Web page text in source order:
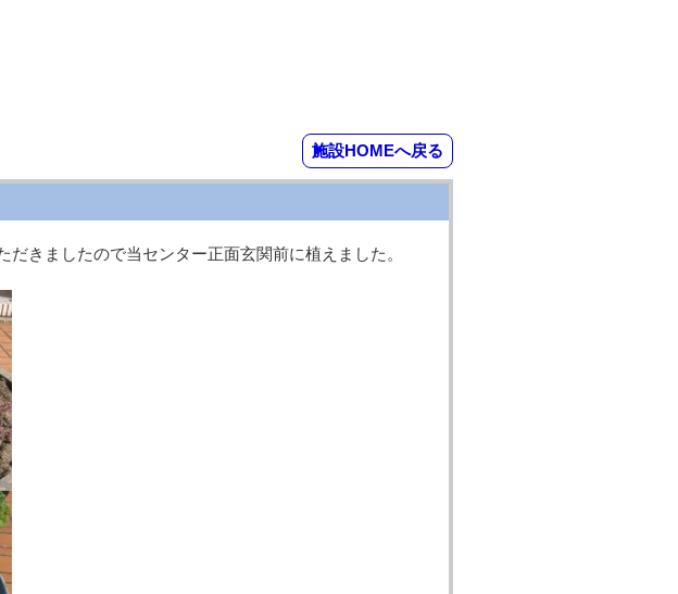
施設HOMEへ戻る
きましたので当センター正面玄関前に植えました。